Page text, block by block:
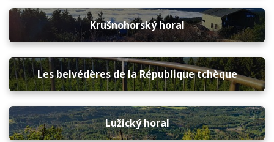
Krušnohorský horal
Les belvédères de la République tchèque
Lužický horal